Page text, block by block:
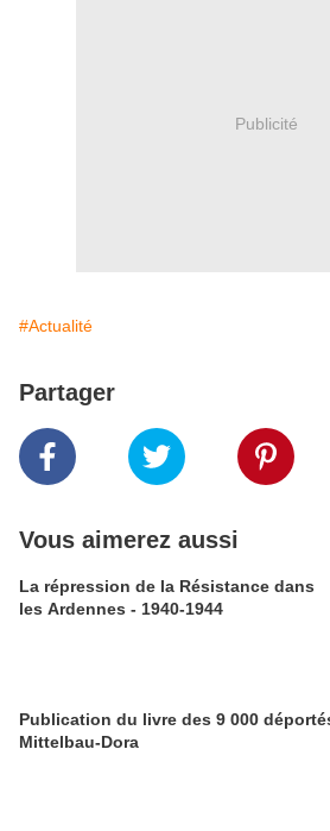
Publicité
#Actualité
Partager
Vous aimerez aussi
La répression de la Résistance dans
les Ardennes - 1940-1944
Publication du livre des 9 000
Mittelbau-Dora